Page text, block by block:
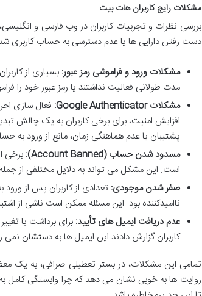
مشکلات رایج کاربران هات بیت
بررسی نظرات و تجربیات کاربران در وب فارسی و
دست رفتن دارایی ها یا عدم دسترسی به حساب کاربری
مشکلات ورود و فراموشی رمز عبور: بسیاری از
مدت طولانی فعالیت نداشتند یا رمز عبور خود را
مشکلات Google Authenticator:
افزایش امنیت، برای برخی کاربران به یک چالش
پشتیبان یا عدم هماهنگی زمان، مانع از ورود به
مسدود شدن حساب (Account Banned):
برخی
است. این مشکل می تواند به دلایل مختلفی از
صفر شدن موجودی: تعدادی از کاربران پس از
ناامیدکننده بود. این مسئله ممکن است ناشی از
عدم دریافت ایمیل های تأیید: برای برداشت یا
کاربران گزارش دادند این ایمیل ها به دستشان نمی
تمامی این مشکلات، در بستر تعطیلی صرافی، به یک
روایت ها به خوبی نشان می دهد که چرا وابستگی کامل